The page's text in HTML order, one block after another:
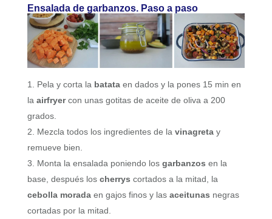
Ensalada de garbanzos. Paso a paso
Pela y corta la batataen dados y la pones 15 min en
la airfryercon unas gotitas de aceite de oliva a 200
grados.
Mezcla todos los ingredientes de la vinagreta y
remueve bien.
Monta la ensalada poniendo los garbanzos en la
base, después los cherrys cortados a la mitad, la
cebolla moradaen gajos finos y las aceitunas negras
cortadas por la mitad.